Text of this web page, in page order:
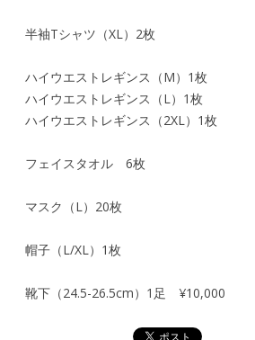
半袖Tシャツ（XL）2枚
ハイウエストレギンス（M）1枚
ハイウエストレギンス（L）1枚
ハイウエストレギンス（2XL）1枚
フェイスタオル 6枚
マスク（L）20枚
帽子（L/XL）1枚
靴下（24.5-26.5cm）1足 ¥10,000